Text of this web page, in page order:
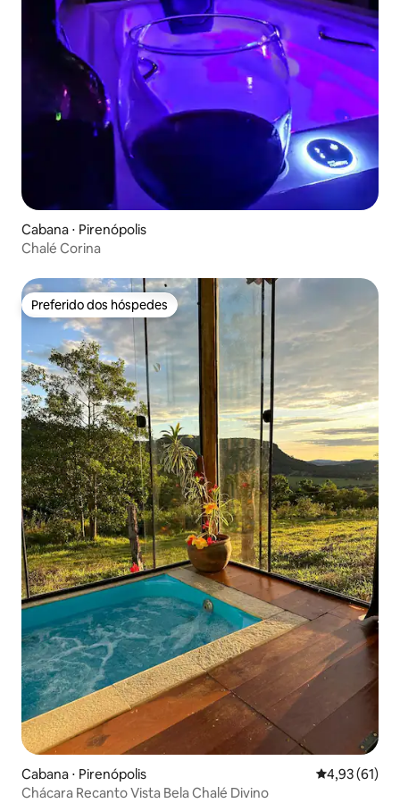
Cabana ⋅ Pirenópolis
Chalé Corina
Preferido dos hóspedes
Preferido dos hóspedes
Cabana ⋅ Pirenópolis 4,93 de uma
4,93 (61)
Chácara Recanto Vista Bela Chalé Divino